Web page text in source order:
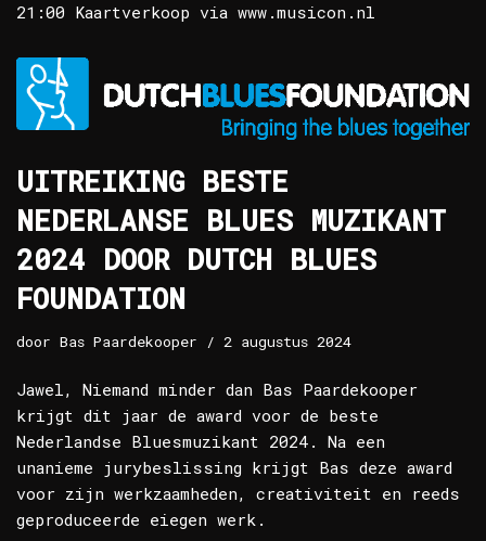
21:00 Kaartverkoop via www.musicon.nl
UITREIKING BESTE
NEDERLANSE BLUES MUZIKANT
2024 DOOR DUTCH BLUES
FOUNDATION
door Bas Paardekooper 2 augustus 2024
Jawel, Niemand minder dan Bas Paardekooper
krijgt dit jaar de award voor de beste
Nederlandse Bluesmuzikant 2024. Na een
unanieme jurybeslissing krijgt Bas deze award
voor zijn werkzaamheden, creativiteit en reeds
geproduceerde eiegen werk.